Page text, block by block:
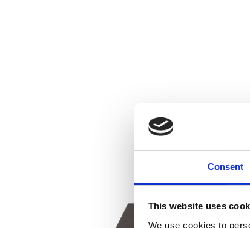
Consent
This website uses
We use cookies to